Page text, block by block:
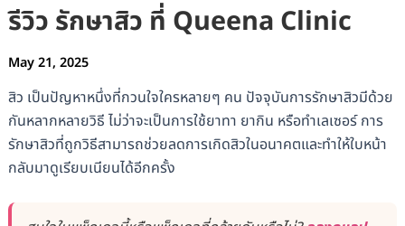
รีวิว รักษาสิว ที่ Queena Clinic
May 21, 2025
สิว เป็นปัญหาหนึ่งที่กวนใจใครหลายๆ คน ปัจจุบันการรักษาสิวมีด้วย
กันหลากหลายวิธี ไม่ว่าจะเป็นการใช้ยาทา ยากิน หรือทำเลเซอร์ การ
รักษาสิวที่ถูกวิธีสามารถช่วยลดการเกิดสิวในอนาคตและทำให้ใบหน้า
กลับมาดูเรียบเนียนได้อีกครั้ง